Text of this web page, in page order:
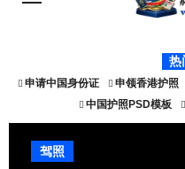
热
申请中国身份证 申领香港护照
中国护照PSD模板
驾照